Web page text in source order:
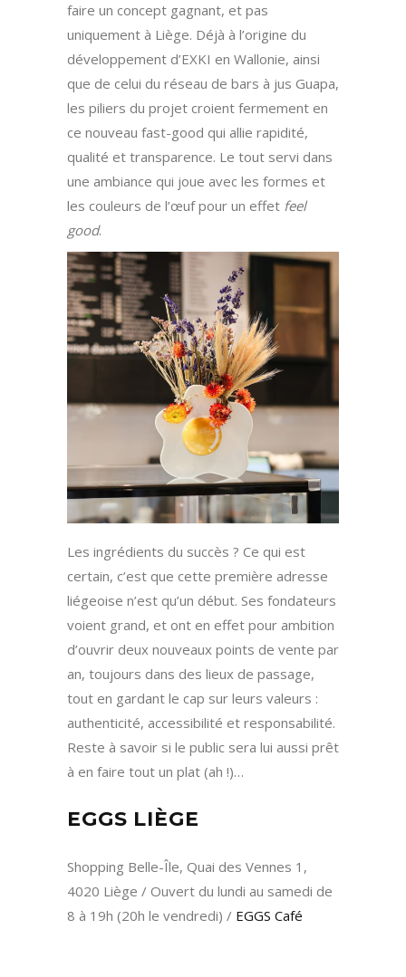
faire un concept gagnant, et pas
uniquement à Liège. Déjà à l’origine du
développement d’EXKI en Wallonie, ainsi
que de celui du réseau de bars à jus Guapa,
les piliers du projet croient fermement en
ce nouveau fast-good qui allie rapidité,
qualité et transparence. Le tout servi dans
une ambiance qui joue avec les formes et
les couleurs de l’œuf pour un effet feel
good.
Les ingrédients du succès ? Ce qui est
certain, c’est que cette première adresse
liégeoise n’est qu’un début. Ses fondateurs
voient grand, et ont en effet pour ambition
d’ouvrir deux nouveaux points de vente par
an, toujours dans des lieux de passage,
tout en gardant le cap sur leurs valeurs :
authenticité, accessibilité et responsabilité.
Reste à savoir si le public sera lui aussi prêt
à en faire tout un plat (ah !)…
EGGS LIÈGE
Shopping Belle-Île, Quai des Vennes 1,
4020 Liège / Ouvert du lundi au samedi de
8 à 19h (20h le vendredi) / EGGS Café